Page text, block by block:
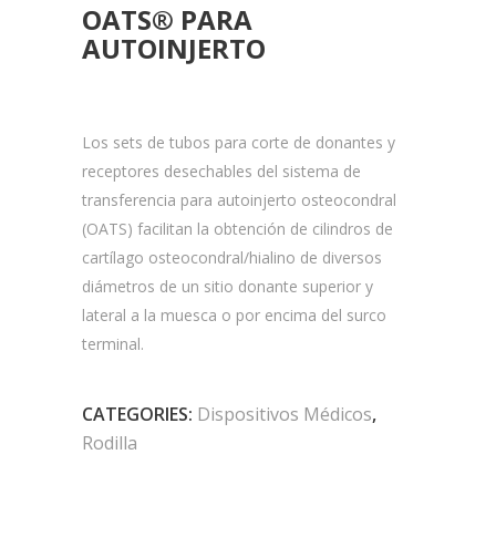
OATS® PARA
AUTOINJERTO
Los sets de tubos para corte de donantes y
receptores desechables del sistema de
transferencia para autoinjerto osteocondral
(OATS) facilitan la obtención de cilindros de
cartílago osteocondral/hialino de diversos
diámetros de un sitio donante superior y
lateral a la muesca o por encima del surco
terminal.
CATEGORIES: Dispositivos Médicos,
Rodilla